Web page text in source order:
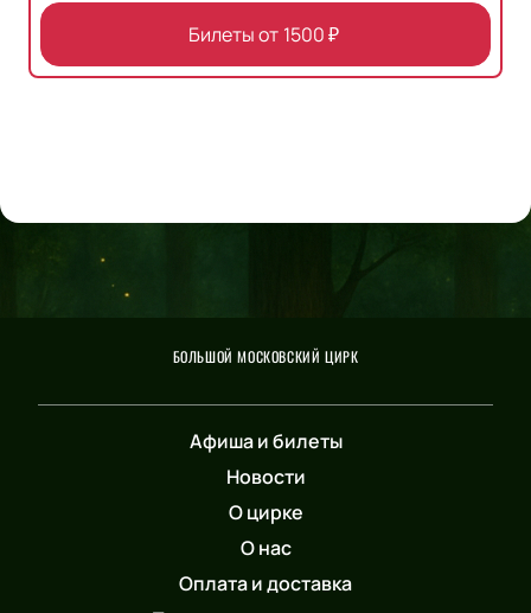
Билеты от 1500₽
БОЛЬШОЙ МОСКОВСКИЙ ЦИРК
Афиша и билеты
Новости
О цирке
О нас
Оплата и доставка